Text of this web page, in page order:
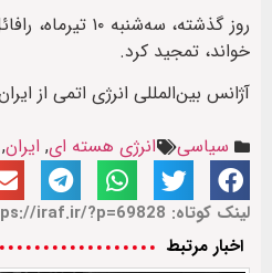
روز گذشته،
خواند، تمجید کرد.
آژانس بین‌المللی انرژی اتمی از
سیاسی
انرژی هسته ای, ایران,
لینک کوتاه: https://iraf.ir/?p=69828
اخبار مرتبط